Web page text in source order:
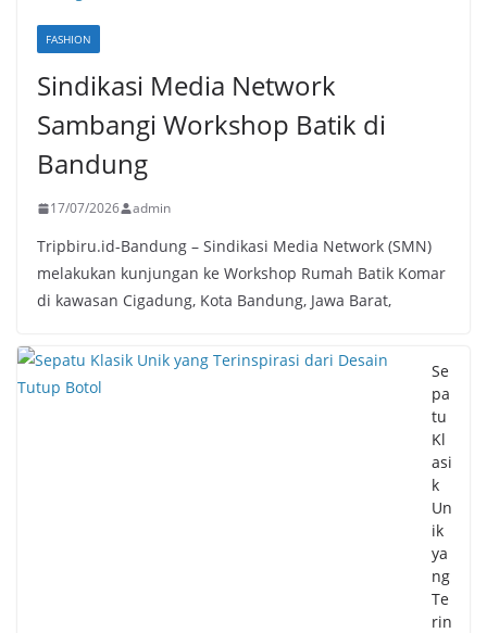
FASHION
Sindikasi Media Network
Sambangi Workshop Batik di
Bandung
17/07/2026 admin
Tripbiru.id-Bandung – Sindikasi Media Network (SMN)
melakukan kunjungan ke Workshop Rumah Batik Komar
di kawasan Cigadung, Kota Bandung, Jawa Barat,
Se
pa
tu
Kl
asi
k
Un
ik
ya
ng
Te
rin